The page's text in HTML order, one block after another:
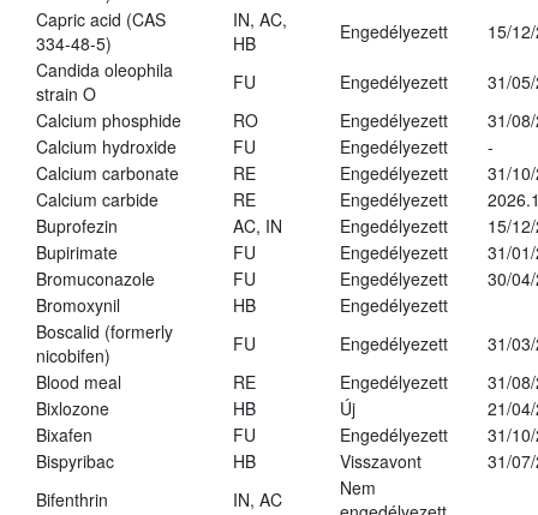
Capric acid (CAS
334-48-5)
IN, AC,
HB
Engedélyezett
15/
Candida oleophila
strain O
FU Engedélyezett
31/
Calcium phosphide
RO Engedélyezett
31/
Calcium hydroxide
FU Engedélyezett
-
Calcium carbonate
RE Engedélyezett
31/
Calcium carbide
RE Engedélyezett
Buprofezin
AC, IN Engedélyezett
15/
Bupirimate
FU Engedélyezett
31/
Bromuconazole
FU Engedélyezett
30/
Bromoxynil
HB
Engedélyezett
Boscalid (formerly
nicobifen)
FU Engedélyezett
31/
Blood meal
RE Engedélyezett
31/
Bixlozone
HB Új
21/
Bixafen
FU Engedélyezett
31/
Bispyribac
HB Visszavont
31/
Bifenthrin
IN, AC
Nem